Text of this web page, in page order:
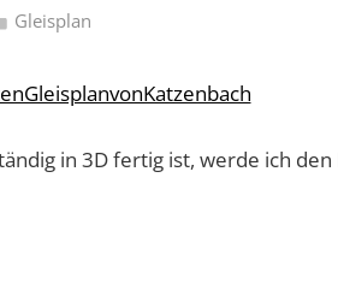
Gleisplan
in 3D fertig ist, werde ich